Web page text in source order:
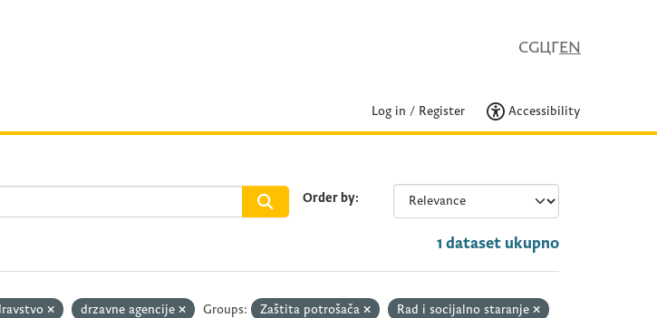
CGЦГEN
Log in / Register Accessibility
Order by
1 dataset ukupno
drzavne agencije Groups: Zaštita potrošača
Rad i socijalno staranje